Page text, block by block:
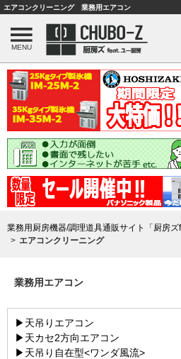
エアコンクリーニング 業務用エアコン
MENU
業務用厨房機器/調理道具通販サイト「厨房ズ
エアコンクリーニング
業務用エアコン
▶天吊りエアコン
▶天カセ2方向エアコン
▶天吊り自在型<ワンダ風流>